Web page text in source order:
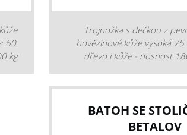
60
kg
Trojnožka s dečkou z
hovězinové kůže vysoká 75
dřevo i kůže - nosnost
BATOH SE
BETALOV